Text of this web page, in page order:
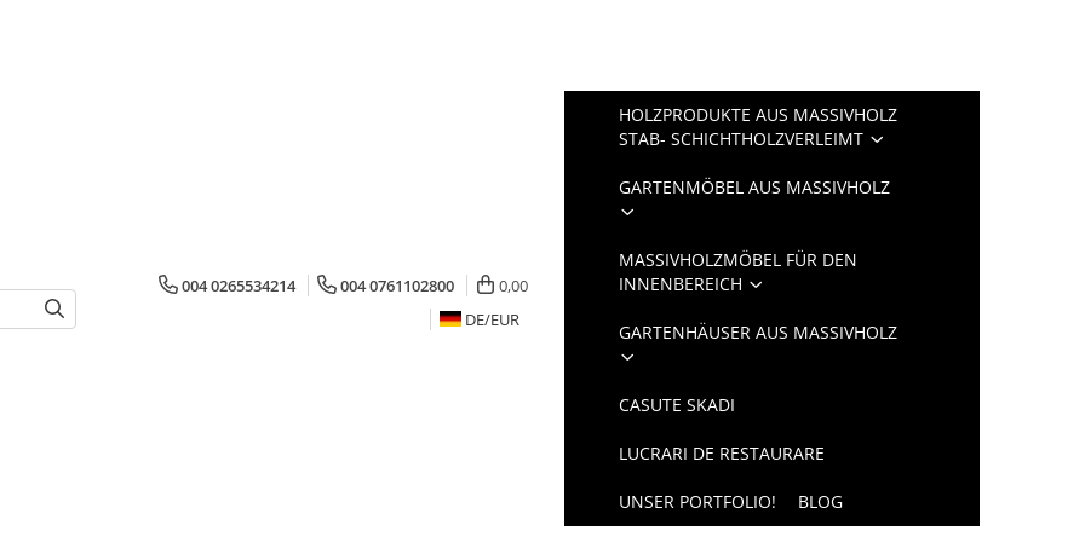
004 0265534214 004 0761102800
0,00
DE/EUR
HOLZPRODUKTE AUS MASSIVHOLZ
STAB- SCHICHTHOLZVERLEIMT
GARTENMÖBEL AUS MASSIVHOLZ
MASSIVHOLZMÖBEL FÜR DEN
INNENBEREICH
GARTENHÄUSER AUS MASSIVHOLZ
CASUTE SKADI
LUCRARI DE RESTAURARE
UNSER PORTFOLIO! BLOG